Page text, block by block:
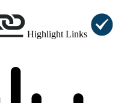
Highlight Links